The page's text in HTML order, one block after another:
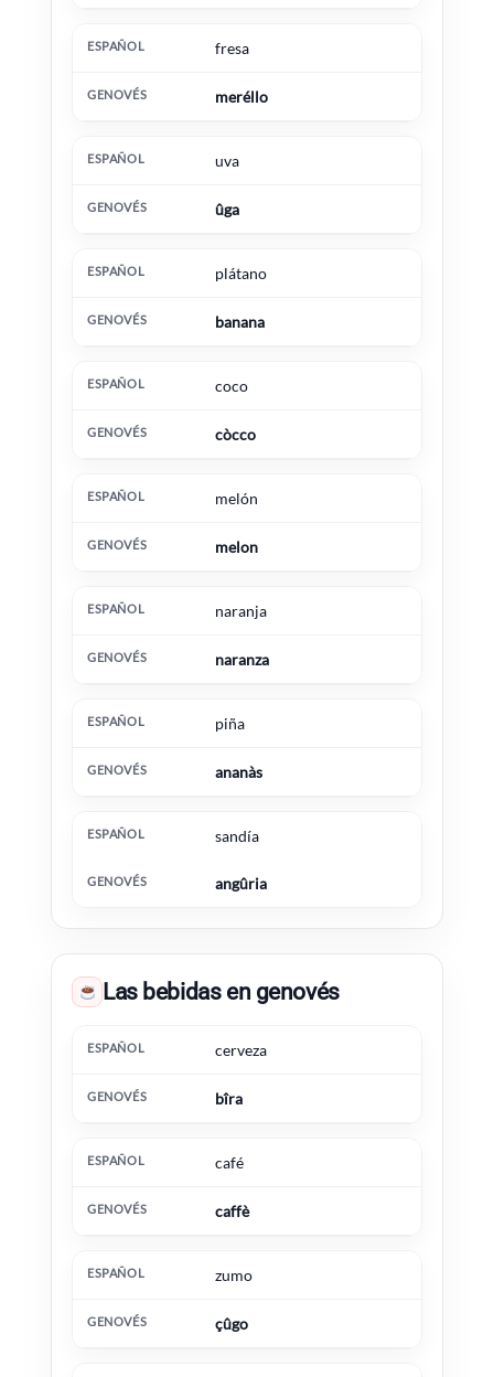
fresa
meréllo
uva
ûga
plátano
banana
coco
còcco
melón
melon
naranja
naranza
piña
ananàs
sandía
angûria
Las bebidas en genovés
Español Genovés Información extra
cerveza
bîra
café
caffè
zumo
çûgo